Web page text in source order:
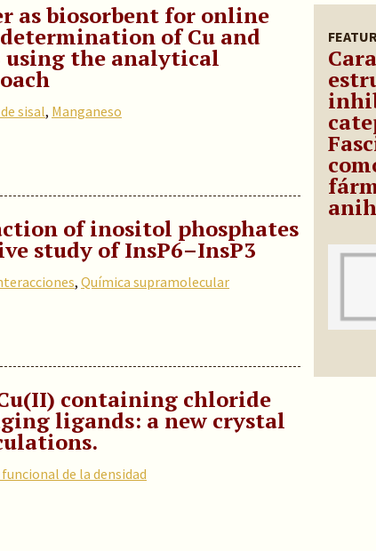
as biosorbent for online
of Cu and
using the analytical
sisal, Manganeso
of inositol phosphates
study of InsP6–InsP3
, Química supramolecular
containing chloride
ligands: a new crystal
de la densidad